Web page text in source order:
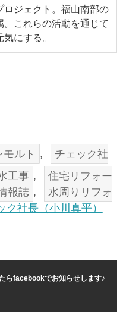
ロジェクト。福山南部の
。これらの活動を通じて
にする。
モルト ,
チェック社
工事 ,
住宅リフォー
報誌 ,
水周りリフォ
ク社長（小川真平）
らfacebookでお知らせします♪